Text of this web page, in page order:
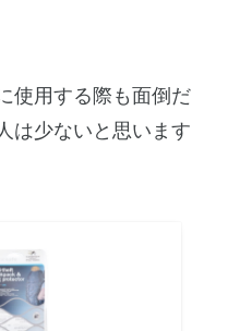
使用する際も面倒だ
は少ないと思います